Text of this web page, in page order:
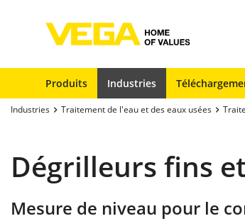
Produits Industries
Industries Traitement de l'eau et des eaux usées
Dégrilleurs fins
Mesure de niveau pour le